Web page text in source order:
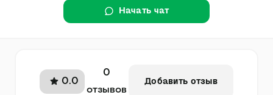
Начать чат
0.0
0
отзывов
Добавить отзыв